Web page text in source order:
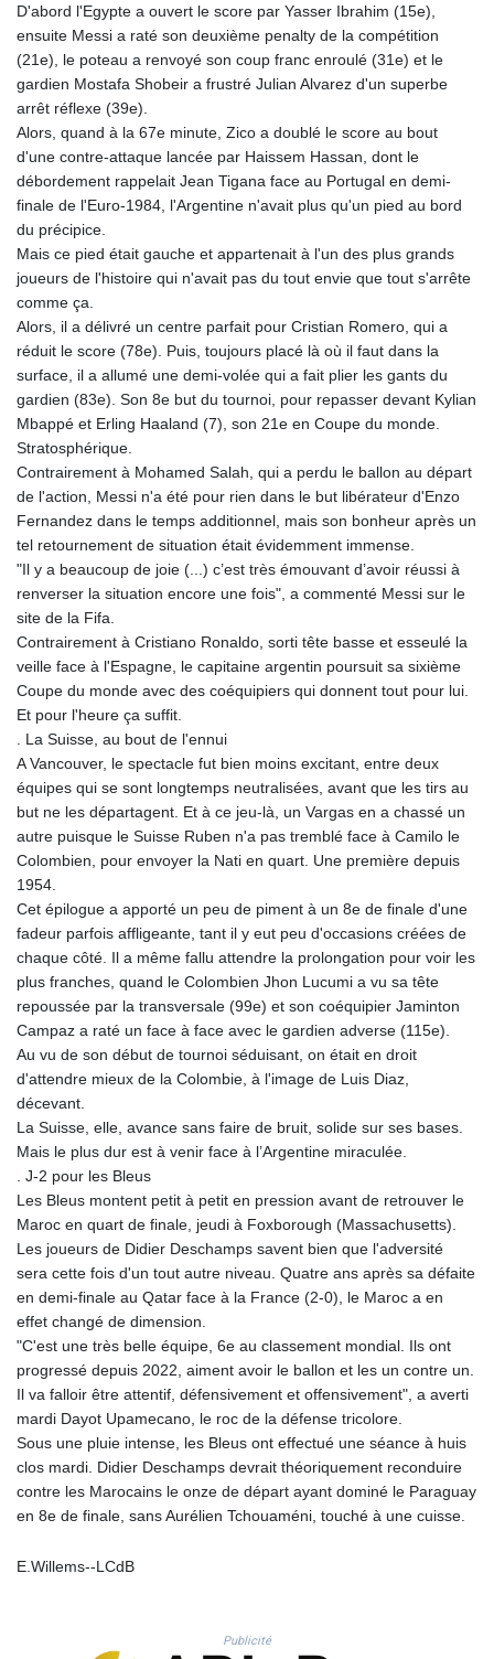
ISK 142.598215
JEP 0.857252
JMD 183.057725
JOD 0.819746
KES 149.158147
KGS 101.104505
KHR 4681.941823
KMF 492.514185
KWD 0.356853
KYD 0.960588
LAK 26025.676609
LBP
103223.017367
LKR 386.635196
LRD 208.057415
LTL 3.413768
LVL 0.699335
LYD 7.331909
MAD 10.743067
MDL 20.044751
MGA 4918.938878
MMK 2427.363841
MNT 4157.293457
MOP 9.314584
MVR 17.862733
MWK 1998.775164
MXN 19.812061
MYR 4.728715
MZN 73.882892
NGN 1577.963717
NIO 42.419473
NOK 10.99759
NPR 175.501819
NZD 1.966719
OMR 0.442445
PAB 1.152686
PEN 3.903651
PHP 70.183258
PKR 320.014324
PYG 6853.914834
QAR 4.213648
RON 5.244583
RSD 117.338542
RUB 94.338828
SAR 4.341973
SBD 9.325039
SCR 16.705092
SDG 694.263698
SEK 10.961095
SGD 1.477585
SLE 28.445176
SOS 658.791814
SZL 18.722767
D'abord l'Egypte a ouvert le score par Yasser Ibrahim (15e),
ensuite Messi a raté son deuxième penalty de la compétition
(21e), le poteau a renvoyé son coup franc enroulé (31e) et le
gardien Mostafa Shobeir a frustré Julian Alvarez d'un superbe
arrêt réflexe (39e).
Alors, quand à la 67e minute, Zico a doublé le score au bout
d'une contre-attaque lancée par Haissem Hassan, dont le
débordement rappelait Jean Tigana face au Portugal en demi-
finale de l'Euro-1984, l'Argentine n'avait plus qu'un pied au bord
du précipice.
Mais ce pied était gauche et appartenait à l'un des plus grands
joueurs de l'histoire qui n'avait pas du tout envie que tout s'arrête
comme ça.
Alors, il a délivré un centre parfait pour Cristian Romero, qui a
réduit le score (78e). Puis, toujours placé là où il faut dans la
surface, il a allumé une demi-volée qui a fait plier les gants du
gardien (83e). Son 8e but du tournoi, pour repasser devant Kylian
Mbappé et Erling Haaland (7), son 21e en Coupe du monde.
Stratosphérique.
Contrairement à Mohamed Salah, qui a perdu le ballon au départ
de l'action, Messi n'a été pour rien dans le but libérateur d'Enzo
Fernandez dans le temps additionnel, mais son bonheur après un
tel retournement de situation était évidemment immense.
"Il y a beaucoup de joie (...) c’est très émouvant d’avoir réussi à
renverser la situation encore une fois", a commenté Messi sur le
site de la Fifa.
Contrairement à Cristiano Ronaldo, sorti tête basse et esseulé la
veille face à l'Espagne, le capitaine argentin poursuit sa sixième
Coupe du monde avec des coéquipiers qui donnent tout pour lui.
Et pour l'heure ça suffit.
. La Suisse, au bout de l'ennui
A Vancouver, le spectacle fut bien moins excitant, entre deux
équipes qui se sont longtemps neutralisées, avant que les tirs au
but ne les départagent. Et à ce jeu-là, un Vargas en a chassé un
autre puisque le Suisse Ruben n'a pas tremblé face à Camilo le
Colombien, pour envoyer la Nati en quart. Une première depuis
1954.
Cet épilogue a apporté un peu de piment à un 8e de finale d'une
fadeur parfois affligeante, tant il y eut peu d'occasions créées de
chaque côté. Il a même fallu attendre la prolongation pour voir les
plus franches, quand le Colombien Jhon Lucumi a vu sa tête
repoussée par la transversale (99e) et son coéquipier Jaminton
Campaz a raté un face à face avec le gardien adverse (115e).
Au vu de son début de tournoi séduisant, on était en droit
d'attendre mieux de la Colombie, à l'image de Luis Diaz,
décevant.
La Suisse, elle, avance sans faire de bruit, solide sur ses bases.
Mais le plus dur est à venir face à l’Argentine miraculée.
. J-2 pour les Bleus
Les Bleus montent petit à petit en pression avant de retrouver le
Maroc en quart de finale, jeudi à Foxborough (Massachusetts).
Les joueurs de Didier Deschamps savent bien que l'adversité
sera cette fois d'un tout autre niveau. Quatre ans après sa défaite
en demi-finale au Qatar face à la France (2-0), le Maroc a en
effet changé de dimension.
"C'est une très belle équipe, 6e au classement mondial. Ils ont
progressé depuis 2022, aiment avoir le ballon et les un contre un.
Il va falloir être attentif, défensivement et offensivement", a averti
mardi Dayot Upamecano, le roc de la défense tricolore.
Sous une pluie intense, les Bleus ont effectué une séance à huis
clos mardi. Didier Deschamps devrait théoriquement reconduire
contre les Marocains le onze de départ ayant dominé le Paraguay
en 8e de finale, sans Aurélien Tchouaméni, touché à une cuisse.
E.Willems--LCdB
Publicité